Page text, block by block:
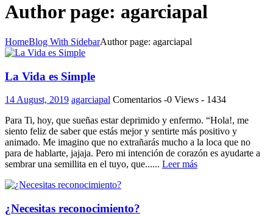
Author page: agarciapal
HomeBlog With SidebarAuthor page: agarciapal
La Vida es Simple
14 August, 2019 agarciapal Comentarios -0 Views - 1434
Para Ti, hoy, que sueñas estar deprimido y enfermo. “Hola!, me
siento feliz de saber que estás mejor y sentirte más positivo y
animado. Me imagino que no extrañarás mucho a la loca que no
para de hablarte, jajaja. Pero mi intención de corazón es ayudarte a
sembrar una semillita en el tuyo, que...... Leer más
¿Necesitas reconocimiento?